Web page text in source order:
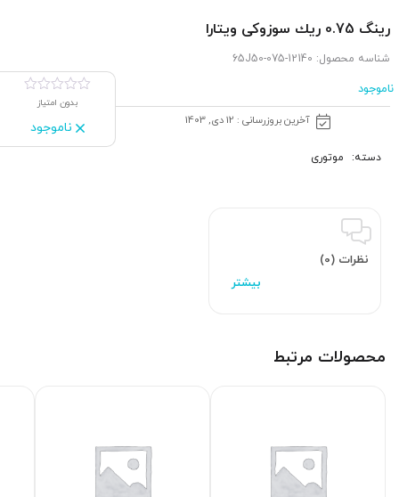
رینگ 0.75 ریك سوزوکی ویتارا
شناسه محصول: 12140-65J50-075
ناموجود
آخرین بروزرسانی : 12 دی, 1403
بدون امتیاز
ناموجود
دسته: موتوری
نظرات (0)
محصولات مرتبط